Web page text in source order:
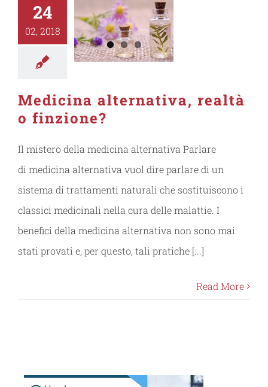
24
02, 2018
Medicina alternativa, realtà
o finzione?
Il mistero della medicina alternativa Parlare
di medicina alternativa vuol dire parlare di un
sistema di trattamenti naturali che sostituiscono i
classici medicinali nella cura delle malattie. I
benefici della medicina alternativa non sono mai
stati provati e, per questo, tali pratiche [...]
Read More